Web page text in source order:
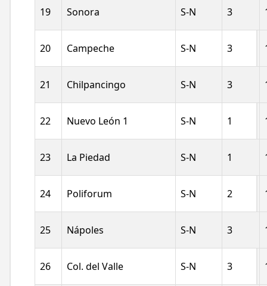
19 Sonora S-N 3
20 Campeche S-N 3
21 Chilpancingo S-N 3
22 Nuevo León 1 S-N 1
23 La Piedad S-N 1
24 Poliforum S-N 2
25 Nápoles S-N 3
26 Col. del Valle S-N 3